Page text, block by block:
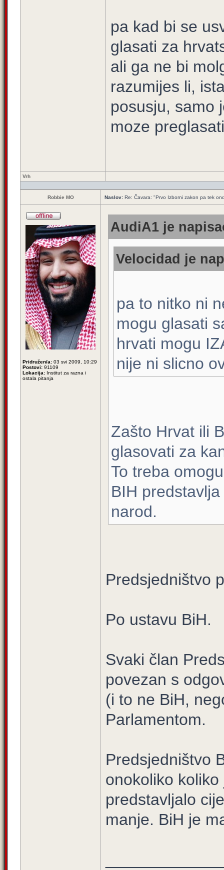
pa kad bi se
glasati za
ali ga ne bi
razumijes li,
posusju, samo
moze
Vrh
Robbie MO Naslov: Re: Čavara: "Prvo Izborni zakon pa tek
Pridružen/a: 03 svi 2009, 10:29
Postovi: 91109
Lokacija: Institut za razna i
ostala pitanja
AudiA1 je
Velocidad je
pa to nitko ni
mogu glasati
hrvati mogu
nije ni slicno
Zašto Hrvat ili
glasovati za
To treba
BIH
narod.
Predsjedništvo
Po ustavu BiH.
Svaki član
povezan s
(i to ne BiH,
Parlamentom.
Predsjedništvo
onokoliko
predstavljalo
manje. BiH je